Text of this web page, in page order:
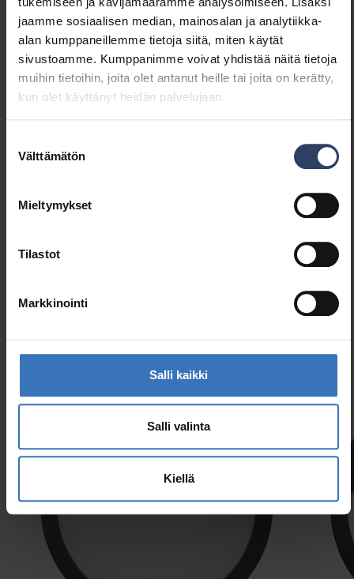
jaamme sosiaalisen median, mainosalan ja analytiikka-
alan kumppaneillemme tietoja siitä, miten käytät
sivustoamme. Kumppanimme voivat yhdistää näitä tietoja
muihin tietoihin, joita olet antanut heille tai joita on kerätty,
kun olet käyttänyt heidän palvelujaan.
valinta
Välttämätön
Mieltymykset
Tilastot
Markkinointi
Salli kaikki
Salli valinta
Kiellä
Tuotenimi Koodi
Samankaltaiset tuotteet